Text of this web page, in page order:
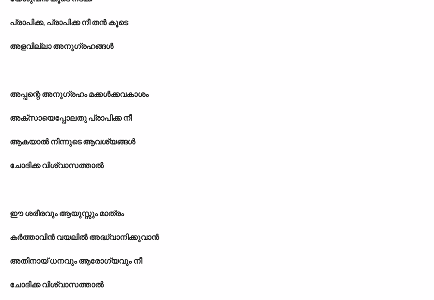
പ്രാപിക്ക, പ്രാപിക്ക നീ തന്‍ കൂടെ
അളവില്ലാ അനുഗ്രഹങ്ങള്‍
അപ്പന്റെ അനുഗ്രഹം മക്കള്‍ക്കവകാശം
അക്സായെപ്പോലതു പ്രാപിക്ക നീ
ആകയാല്‍ നിന്നുടെ ആവശ‍്യങ്ങള്‍
ചോദിക്ക വിശ്വാസത്താല്‍
ഈ ശരീരവും ആയുസ്സും മാത്രം
കര്‍ത്താവിന്‍ വയലില്‍ അദ്ധ്വാനിക്കുവാന്‍
അതിനായ് ധനവും ആരോഗ‍്യവും നീ
ചോദിക്ക വിശ്വാസത്താല്‍